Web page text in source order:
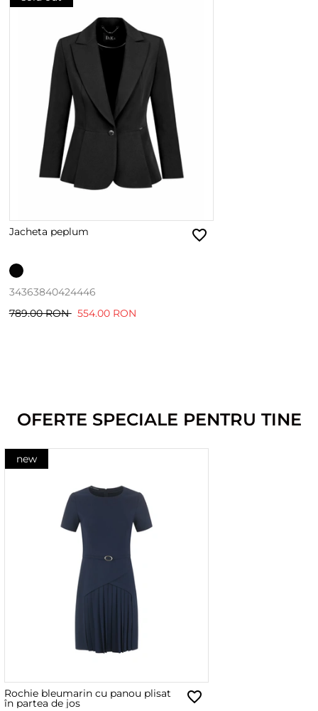
Jacheta peplum
34363840424446
789.00 RON 554.00 RON
OFERTE SPECIALE PENTRU TINE
new
Rochie bleumarin cu panou plisat
în partea de jos